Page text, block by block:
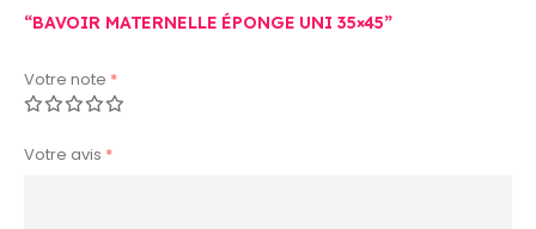
“BAVOIR MATERNELLE ÉPONGE UNI 35×45”
Votre note *
Votre avis *